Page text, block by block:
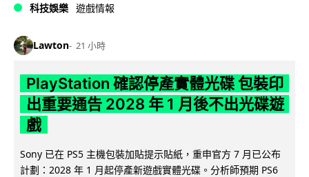
科技娛樂 遊戲情報
Lawton 21 小時
PlayStation 確認停產實體光碟 包裝印
出重要通告 2028 年 1 月後不出光碟遊
戲
Sony 已在 PS5 主機包裝加貼提示貼紙，重申官方 7 月已公布
計劃：2028 年 1 月起停產新遊戲實體光碟。分析師預期 PS6